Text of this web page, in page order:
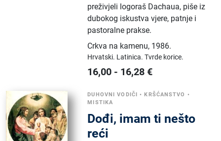
preživjeli logoraš Dachaua, piše iz
dubokog iskustva vjere, patnje i
pastoralne prakse.
Crkva na kamenu, 1986.
Hrvatski. Latinica.Tvrde korice.
16,00 - 16,28 €
DUHOVNI VODIČI •KRŠĆANSTVO •
MISTIKA
Dođi, imam ti nešto
reći